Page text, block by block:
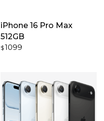
iPhone 16 Pro Max
512GB
$1099